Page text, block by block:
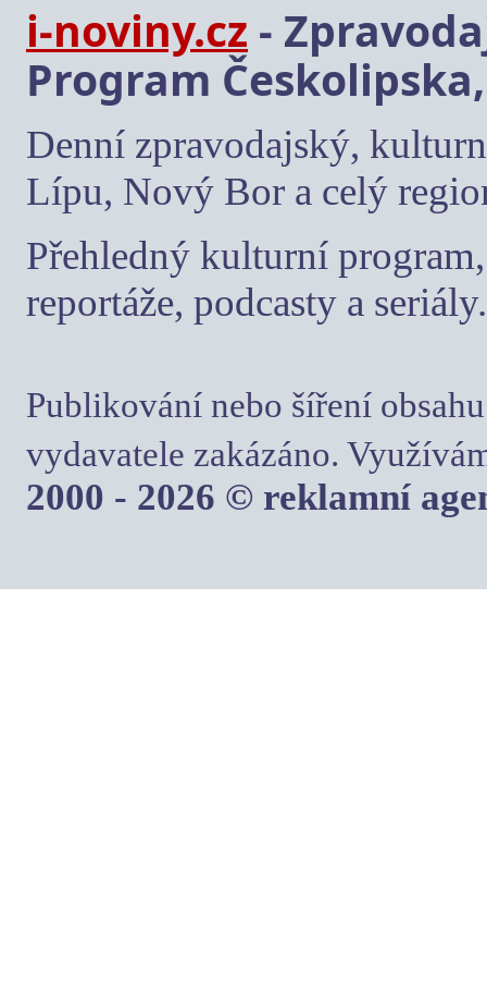
i-noviny.cz -
Program
Denní zpravodajský,
Lípu, Nový Bor a celý
Přehledný kulturní
reportáže, podcasty a seriály.
Publikování nebo šíření
vydavatele zakázáno.
2000 - 2026 © reklamní